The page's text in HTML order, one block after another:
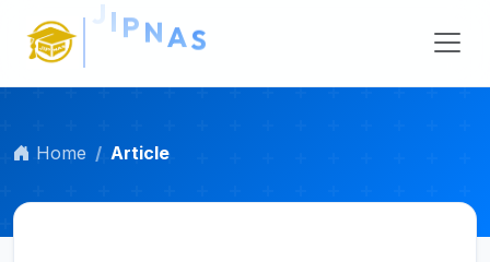
Main Navigation
Main Content
Sidebar
Home Article